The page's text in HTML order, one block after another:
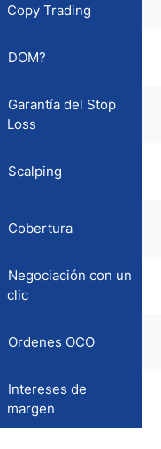
Copy Trading
DOM?
Garantía del Stop
Loss
Scalping
Cobertura
Negociación con un
clic
Ordenes OCO
Intereses de
margen